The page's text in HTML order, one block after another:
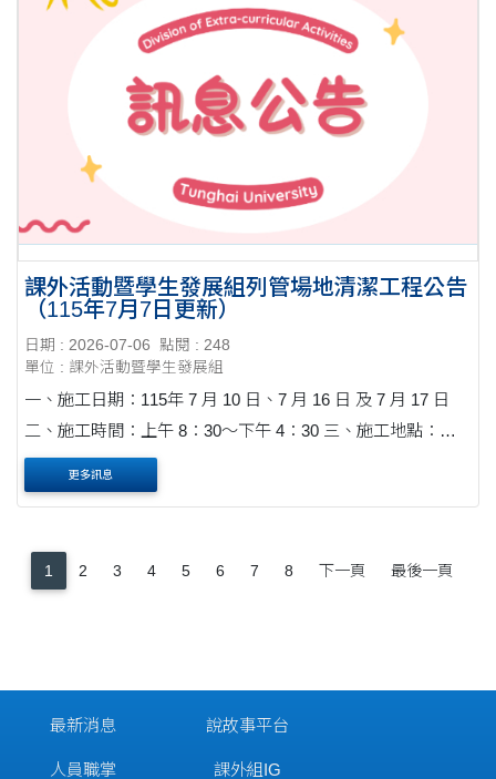
課外活動暨學生發展組列管場地清潔工程公告
（115年7月7日更新）
日期 : 2026-07-06
點閱 : 248
單位 : 課外活動暨學生發展組
一、施工日期：115年 7 月 10 日、7 月 16 日 及 7 月 17 日
二、施工時間：上午 8：30～下午 4：30 三、施工地點：銘
賢堂、中正紀念堂前廳、學生活動中心(B1~1F)公共區域、學
生活動中心(室內木地板區)、北....
更多訊息
1 2 3 4 5 6 7 8 下一頁 最後一頁
最新消息
人員職掌
說故事平台
課外組IG